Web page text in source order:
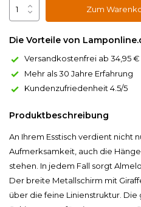
Zum
Die Vorteile von
Versandkostenfrei ab 34,95 €
Mehr als 30 Jahre Erfahrung
Kundenzufriedenheit 4.5/5
Produktbeschreibung
An Ihrem Esstisch verdient nicht
Aufmerksamkeit, auch die
stehen. In jedem Fall sorgt
Der breite Metallschirm mit
über die feine Linienstruktur.